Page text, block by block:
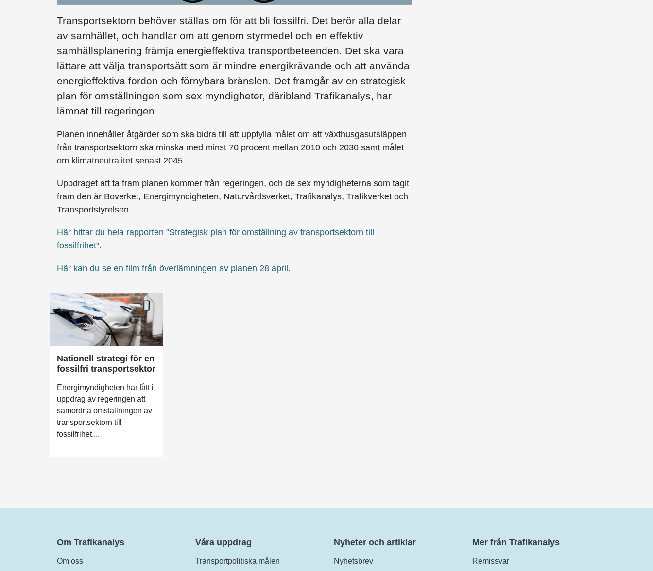
Transportsektorn behöver ställas om för att bli fossilfri. Det berör alla delar
av samhället, och handlar om att genom styrmedel och en effektiv
samhällsplanering främja energieffektiva transportbeteenden. Det ska vara
lättare att välja transportsätt som är mindre energikrävande och att använda
energieffektiva fordon och förnybara bränslen. Det framgår av en strategisk
plan för omställningen som sex myndigheter, däribland Trafikanalys, har
lämnat till regeringen.
Planen innehåller åtgärder som ska bidra till att uppfylla målet om att växthusgasutsläppen
från transportsektorn ska minska med minst 70 procent mellan 2010 och 2030 samt målet
om klimatneutralitet senast 2045.
Uppdraget att ta fram planen kommer från regeringen, och de sex myndigheterna som tagit
fram den är Boverket, Energimyndigheten, Naturvårdsverket, Trafikanalys, Trafikverket och
Transportstyrelsen.
Här hittar du hela rapporten "Strategisk plan för omställning av transportsektorn till
fossilfrihet".
Här kan du se en film från överlämningen av planen 28 april.
Nationell strategi för en
fossilfri transportsektor
Energimyndigheten har fått i
uppdrag av regeringen att
samordna omställningen av
transportsektorn till
fossilfrihet....
Om Trafikanalys
Om oss
Våra uppdrag
Transportpolitiska målen
Nyheter och artiklar
Nyhetsbrev
Mer från Trafikanalys
Remissvar